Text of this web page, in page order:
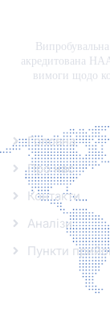
Випробувальна
акредитована
вимоги щодо
Головна
Про нас
Контакти
Аналізи
Пункти